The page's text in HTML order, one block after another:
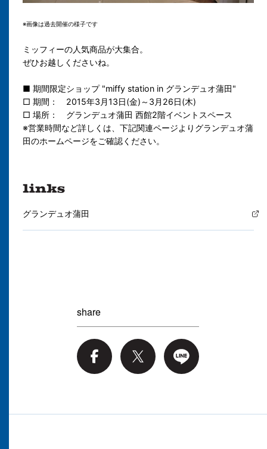
※画像は過去開催の様子です
ミッフィーの人気商品が大集合。
ぜひお越しくださいね。
■ 期間限定ショップ "miffy station in グランデュオ蒲田"
□ 期間： 2015年3月13日(金)～3月26日(木)
□ 場所： グランデュオ蒲田 西館2階イベントスペース
※営業時間など詳しくは、下記関連ページよりグランデュオ蒲
田のホームページをご確認ください。
グランデュオ蒲田
share